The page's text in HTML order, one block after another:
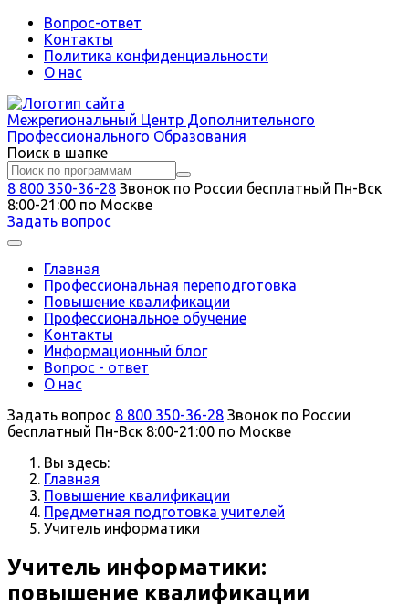
Вопрос-ответ
Контакты
Политика конфиденциальности
О нас
Межрегиональный Центр Дополнительного
Профессионального Образования
Поиск в шапке
8 800 350-36-28 Звонок по России бесплатный Пн-Вск
8:00-21:00 по Москве
Задать вопрос
Главная
Профессиональная переподготовка
Повышение квалификации
Профессиональное обучение
Контакты
Информационный блог
Вопрос - ответ
О нас
Задать вопрос 8 800 350-36-28 Звонок по России
бесплатный Пн-Вск 8:00-21:00 по Москве
Вы здесь:
Главная
Повышение квалификации
Предметная подготовка учителей
Учитель информатики
Учитель информатики:
повышение квалификации